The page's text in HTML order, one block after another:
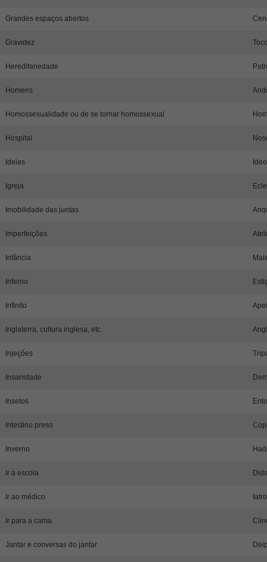
Grandes espaços abertos
Gravidez
Hereditariedade
Homens
Homossexualidade ou de se tornar homossexual
Hospital
Ideias
Igreja
Imobilidade das juntas
Imperfeições
Infância
Inferno
Infinito
Inglaterra, cultura inglesa, etc.
Injeções
Insanidade
Insetos
Intestino preso
Inverno
Ir à escola
Ir ao médico
Ir para a cama
Jantar e conversas do jantar